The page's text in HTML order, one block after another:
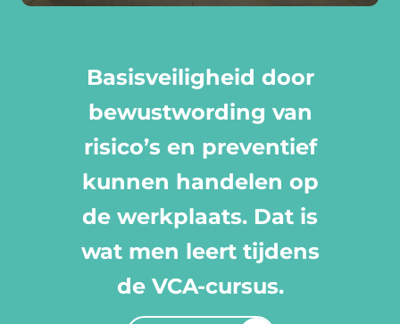
Basisveiligheid door
bewustwording van
risico’s en preventief
kunnen handelen op
de werkplaats. Dat is
wat men leert tijdens
de VCA-cursus.